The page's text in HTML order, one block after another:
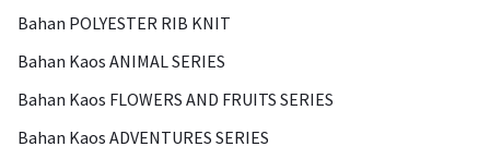
Bahan POLYESTER RIB KNIT
Bahan Kaos ANIMAL SERIES
Bahan Kaos FLOWERS AND FRUITS SERIES
Bahan Kaos ADVENTURES SERIES